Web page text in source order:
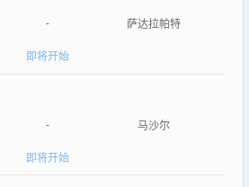
- 萨达拉帕特
即将开始
- 马沙尔
即将开始